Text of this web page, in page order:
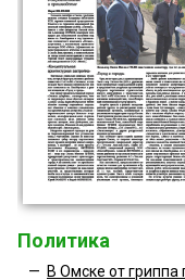
Политика
— В Омске от